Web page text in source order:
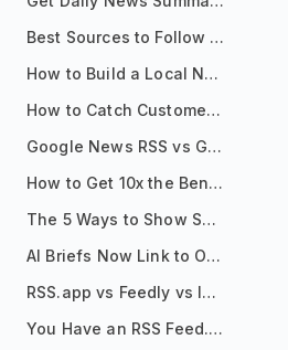
Best Sources to Follow for Crypto News in Your Reader (2026)
How to Build a Local News Hub That Updates Itself
How to Catch Customer Problems Before They Become Support Tickets
Google News RSS vs Google Alerts: Which Is Better for News Monitoring?
How to Get 10x the Benefits of Google Alerts
The 5 Ways to Show Sources in Your AI Brief, And When to Use Each
AI Briefs Now Link to Original Sources. Here's Why It Matters
RSS.app vs Feedly vs Inoreader: Which One Is Actually Right for You?
You Have an RSS Feed. Now What?